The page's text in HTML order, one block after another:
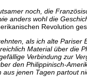
noch, die
anders wohl die
Revolution
als ich alte
Material über die
Verbindung zur
den Philippinisch-
aus jenen Tagen partout